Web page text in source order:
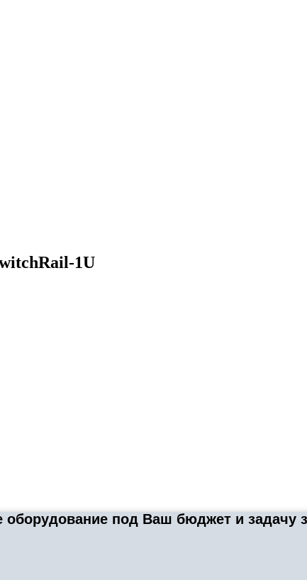
1U
под Ваш бюджет и задачу